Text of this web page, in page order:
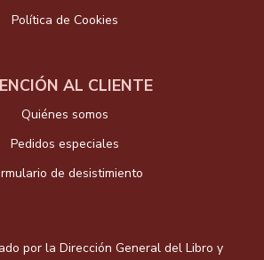
Política de Cookies
AL CLIENTE
Quiénes somos
Pedidos especiales
de desistimiento
por la Dirección General del Libro y